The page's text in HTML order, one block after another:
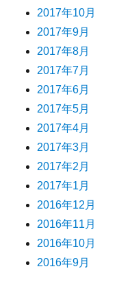
2017年10月
2017年9月
2017年8月
2017年7月
2017年6月
2017年5月
2017年4月
2017年3月
2017年2月
2017年1月
2016年12月
2016年11月
2016年10月
2016年9月